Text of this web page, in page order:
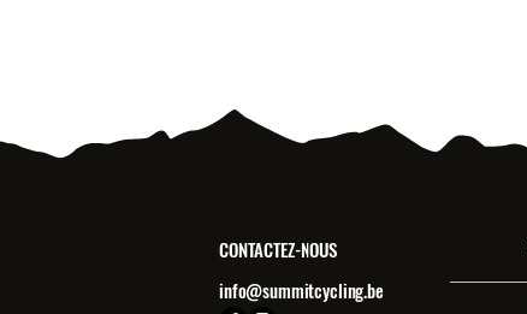
CONTACTEZ-NOUS
info@summitcycling.be